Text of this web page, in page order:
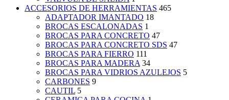
ACCESORIOS DE HERRAMIENTAS 465
ADAPTADOR IMANTADO 18
BROCAS ESCALONADAS 1
BROCAS PARA CONCRETO 47
BROCAS PARA CONCRETO SDS 47
BROCAS PARA FIERRO 111
BROCAS PARA MADERA 34
BROCAS PARA VIDRIOS AZULEJOS 5
CARBONES 9
CAUTIL 5